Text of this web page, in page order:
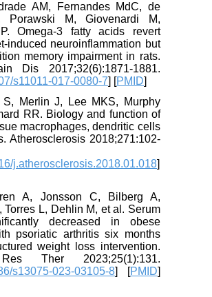
AM, Fernandes MdC, de
Porawski M, Giovenardi M,
Omega-3 fatty acids revert
induced neuroinflammation but
memory impairment in rats.
Dis 2017;32(6):1871-1881.
s11011-017-0080-7] [PMID
S, Merlin J, Lee MKS, Murphy
RR. Biology and function of
macrophages, dendritic cells
Atherosclerosis 2018;271:102-
j.atherosclerosis.2018.01.018
A, Jonsson C, Bilberg A,
Torres L, Dehlin M, et al. Serum
decreased in obese
psoriatic arthritis six months
weight loss intervention.
Res Ther 2023;25(1):131.
s13075-023-03105-8 ] [PMID